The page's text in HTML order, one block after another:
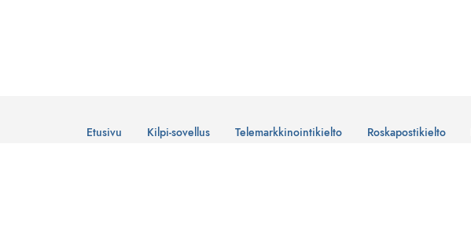
Etusivu Kilpi-sovellus Telemarkkinointikielto Roskapostikielto